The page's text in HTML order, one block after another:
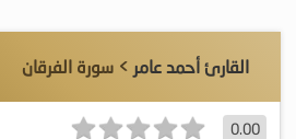
القارئ أحمد عامر > سورة الفرقان
0.00